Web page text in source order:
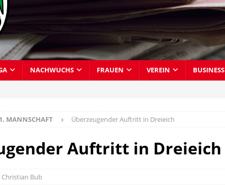
NACHWUCHS FRAUEN VEREIN BUSINESS
1. MANNSCHAFT Überzeugender Auftritt in Dreieich
Auftritt in Dreieich
Christian Bub